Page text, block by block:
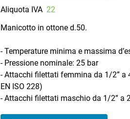
Aliquota IVA 22
Manicotto in ottone d.50.
- Temperature minima e massima
- Pressione nominale: 25 bar
- Attacchi filettati femmina da 1/2” a
EN ISO 228)
- Attacchi filettati maschio da 1/2” a